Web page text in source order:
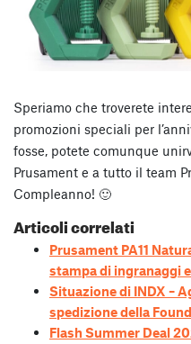
Speriamo che troverete
promozioni speciali per
fosse, potete comunque
Prusament e a tutto il team
Compleanno! 🙂
Articoli correlati
Prusament PA11
stampa di ingranaggi
Situazione di INDX –
spedizione della
Flash Summer Deal